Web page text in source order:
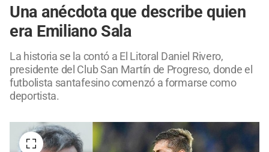
Una anécdota que describe quien
era Emiliano Sala
La historia se la contó a El Litoral Daniel Rivero,
presidente del Club San Martín de Progreso, donde el
futbolista santafesino comenzó a formarse como
deportista.